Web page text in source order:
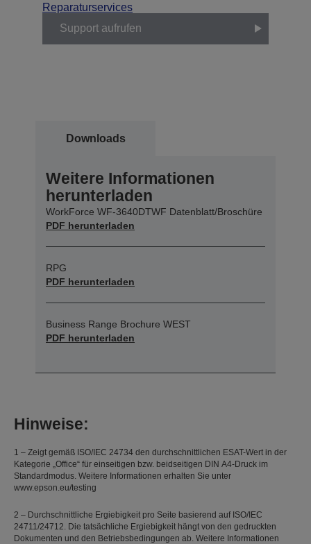
Reparaturservices
Support aufrufen
Downloads
Weitere Informationen
herunterladen
WorkForce WF-3640DTWF Datenblatt/Broschüre
PDF herunterladen
RPG
PDF herunterladen
Business Range Brochure WEST
PDF herunterladen
Hinweise:
1 – Zeigt gemäß ISO/IEC 24734 den durchschnittlichen ESAT-Wert in der
Kategorie „Office“ für einseitigen bzw. beidseitigen DIN A4-Druck im
Standardmodus. Weitere Informationen erhalten Sie unter
www.epson.eu/testing
2 – Durchschnittliche Ergiebigkeit pro Seite basierend auf ISO/IEC
24711/24712. Die tatsächliche Ergiebigkeit hängt von den gedruckten
Dokumenten und den Betriebsbedingungen ab. Weitere Informationen